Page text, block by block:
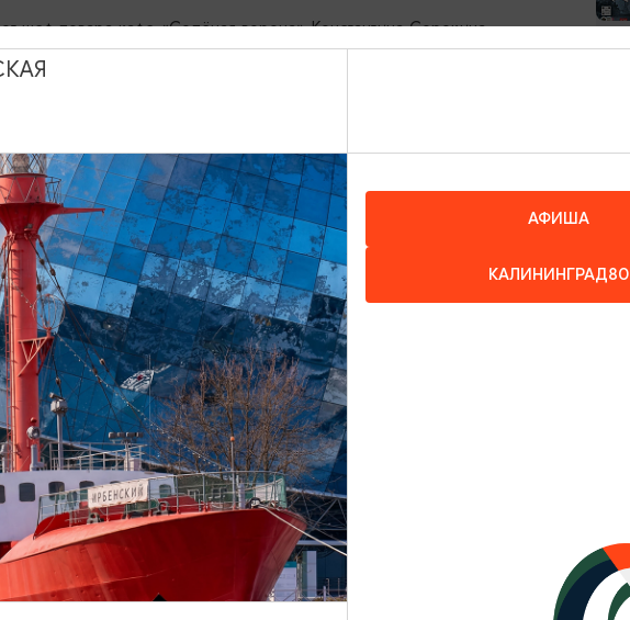
шеф-повара кафе «Солёная ворона» Константина Сорокина.
от заведения уже у Вас на столе
Зеленоградск ул.Железнодорожная 1, Зеленоградск
АФИША
КАЛИНИНГРАД80